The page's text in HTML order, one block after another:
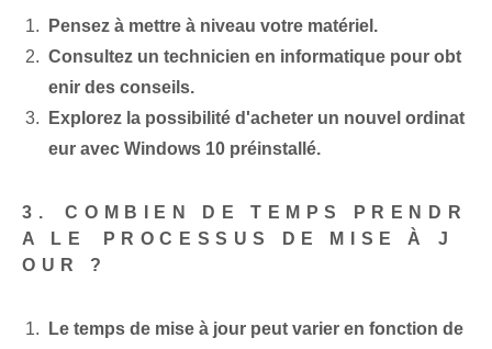
Pensez à mettre à niveau votre matériel.
Consultez un technicien en informatique pour obt
enir des conseils.
Explorez la possibilité d'acheter un nouvel ordinat
eur⁢ avec Windows 10 préinstallé.
3.⁤ COMBIEN DE TEMPS PRENDR
A LE ⁢PROCESSUS DE MISE À J
OUR​ ?
Le temps de mise à jour peut varier en fonction de